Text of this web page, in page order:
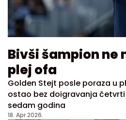
Bivši šampion ne
plej ofa
Golden Stejt posle poraza u
ostao bez doigravanja
sedam godina
18. Apr 2026.